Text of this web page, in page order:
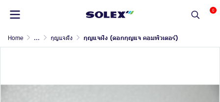
0
Home ... กุญแจฝัง กุญแจฝัง (ดอกกุญแจ คอมพิวเตอร์)